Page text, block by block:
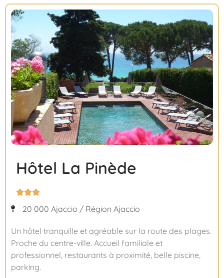
Hôtel La Pinède

20 000 Ajaccio / Région Ajaccio
Un hôtel tranquille et agréable sur la route des plages.
Proche du centre-ville. Accueil familiale et
professionnel, restaurants à proximité, belle piscine,
parking.